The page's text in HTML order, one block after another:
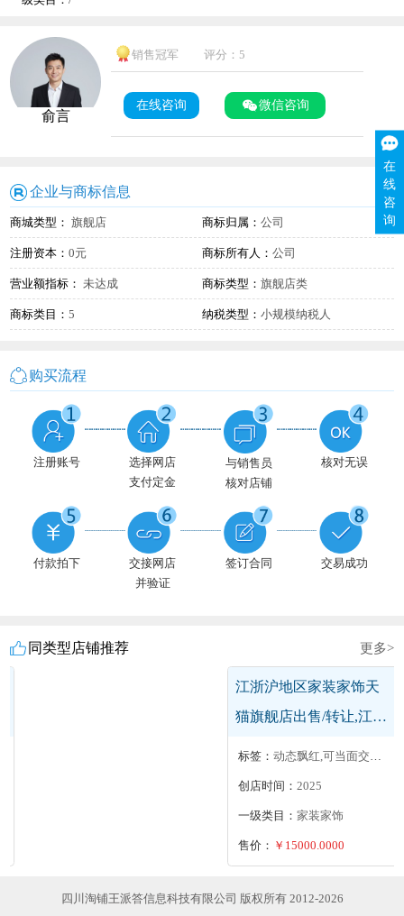
俞言
销售冠军 评分：5
在线咨询 微信咨询
企业与商标信息
商城类型： 旗舰店 商标归属： 公司
注册资本：0元 商标所有人： 公司
营业额指标： 未达成 商标类型： 旗舰店类
商标类目：5 纳税类型： 小规模纳税人
购买流程
注册账号
选择网店
支付定金
与销售员
核对店铺
核对无误
付款拍下
交接网店
并验证
签订合同 交易成功
同类型店铺推荐 更多>
西南地区保健品及医药
天猫专卖店出售/转让,保
无扣分,收藏高
创店时间：2026
一级类目：保健品及医药
￥6000.0000
在
线
咨
询
四川淘铺王派答信息科技有限公司 版权所有 2012-2026